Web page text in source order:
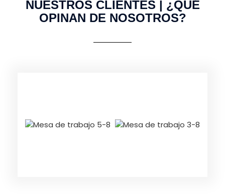
NUESTROS CLIENTES | ¿QUÉ
OPINAN DE NOSOTROS?